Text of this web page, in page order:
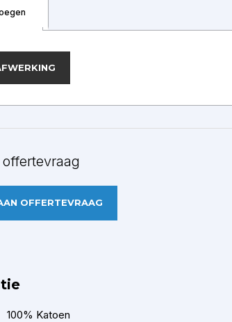
OFFERTEVRAAG
100% Katoen